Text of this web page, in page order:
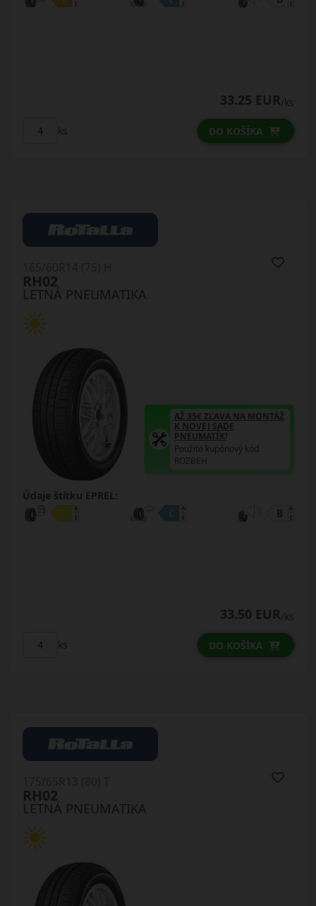
33.25 EUR/ks
ks DO KOŠÍKA
LETNÁ PNEUMATIKA
RH02
AŽ 35€ ZĽAVA NA MONTÁŽ
K NOVEJ SADE
PNEUMATÍK!
Použite kupónový kód
ROZBEH
Údaje štítku EPREL:
33.50 EUR/ks
ks DO KOŠÍKA
LETNÁ PNEUMATIKA
RH02